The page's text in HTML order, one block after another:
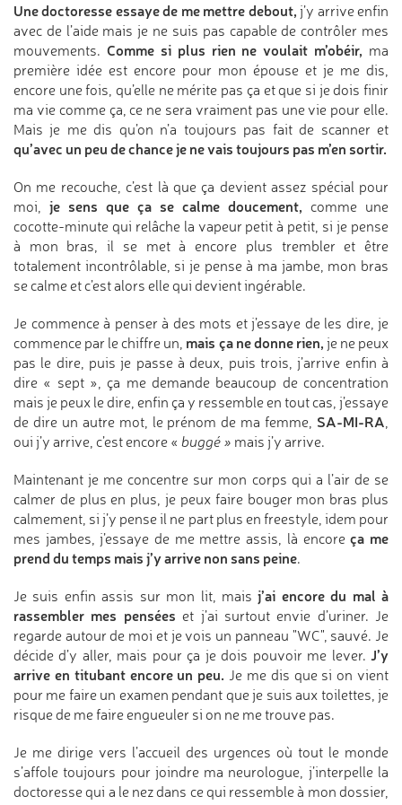
Une doctoresse essaye de me mettre debout, j’y arrive enfin
avec de l’aide mais je ne suis pas capable de contrôler mes
mouvements. Comme si plus rien ne voulait m’obéir, ma
première idée est encore pour mon épouse et je me dis,
encore une fois, qu’elle ne mérite pas ça et que si je dois finir
ma vie comme ça, ce ne sera vraiment pas une vie pour elle.
Mais je me dis qu’on n’a toujours pas fait de scanner et
qu’avec un peu de chance je ne vais toujours pas m’en sortir.
On me recouche, c’est là que ça devient assez spécial pour
moi, je sens que ça se calme doucement, comme une
cocotte-minute qui relâche la vapeur petit à petit, si je pense
à mon bras, il se met à encore plus trembler et être
totalement incontrôlable, si je pense à ma jambe, mon bras
se calme et c’est alors elle qui devient ingérable.
Je commence à penser à des mots et j’essaye de les dire, je
commence par le chiffre un, mais ça ne donne rien, je ne peux
pas le dire, puis je passe à deux, puis trois, j’arrive enfin à
dire « sept », ça me demande beaucoup de concentration
mais je peux le dire, enfin ça y ressemble en tout cas, j’essaye
de dire un autre mot, le prénom de ma femme, SA-MI-RA,
oui j’y arrive, c’est encore « buggé » mais j’y arrive.
Maintenant je me concentre sur mon corps qui a l’air de se
calmer de plus en plus, je peux faire bouger mon bras plus
calmement, si j’y pense il ne part plus en freestyle, idem pour
mes jambes, j’essaye de me mettre assis, là encoreça me
prend du temps mais j’y arrive non sans peine.
Je suis enfin assis sur mon lit, maisj’ai encore du mal à
rassembler mes pensées et j’ai surtout envie d’uriner. Je
regarde autour de moi et je vois un panneau "WC", sauvé. Je
décide d’y aller, mais pour ça je dois pouvoir me lever. J’y
arrive en titubant encore un peu. Je me dis que si on vient
pour me faire un examen pendant que je suis aux toilettes, je
risque de me faire engueuler si on ne me trouve pas.
Je me dirige vers l’accueil des urgences où tout le monde
s’affole toujours pour joindre ma neurologue, j’interpelle la
doctoresse qui a le nez dans ce qui ressemble à mon dossier,